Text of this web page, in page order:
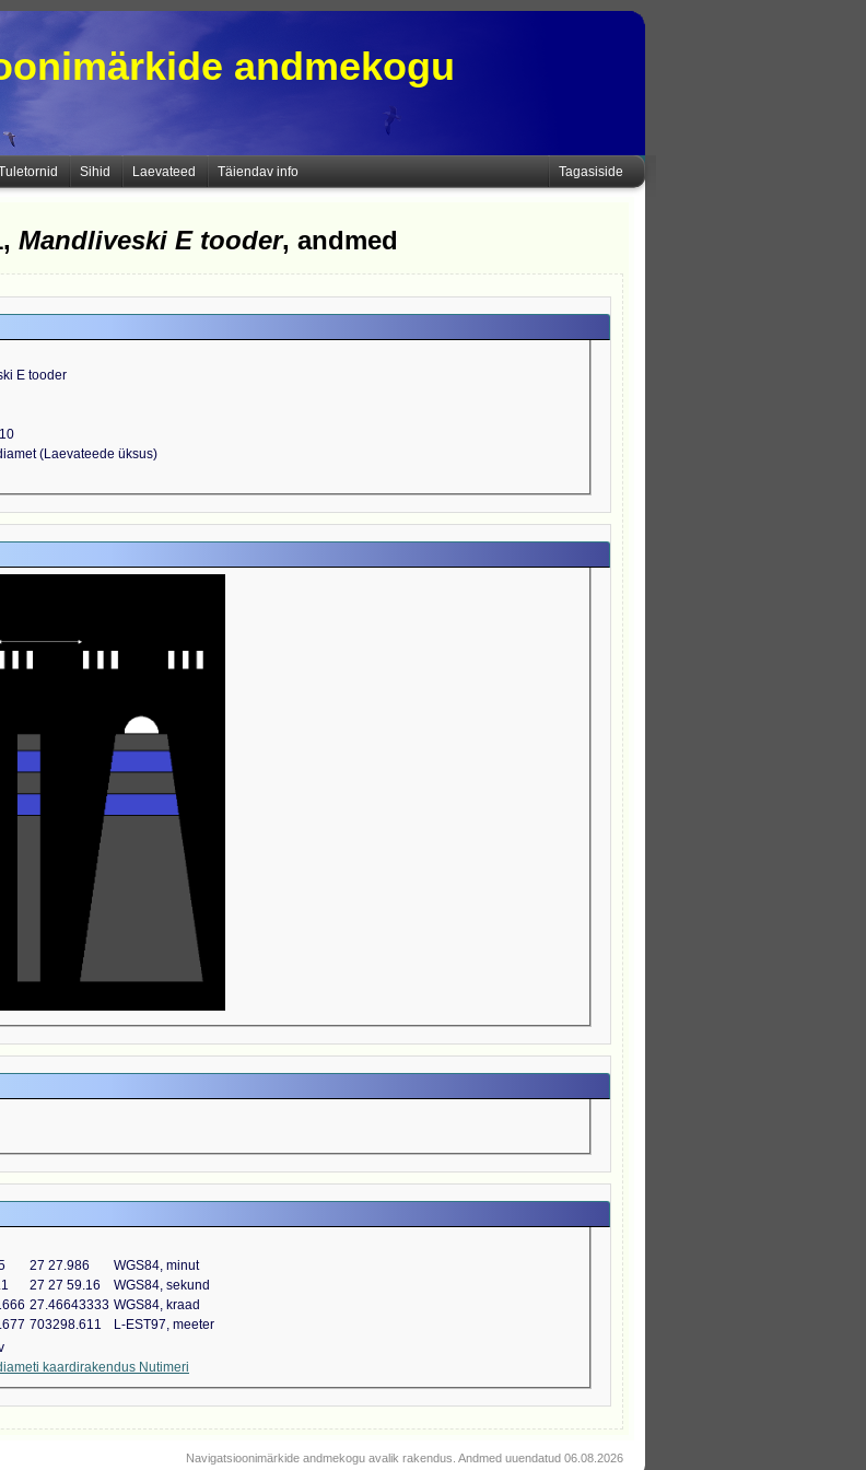
andmekogu
Sihid Laevateed Täiendav info Tagasiside
Mandliveski E tooder, andmed
E tooder
(Laevateede üksus)
27 27.986
WGS84, minut
27 27 59.16
WGS84, sekund
27.46643333 WGS84, kraad
703298.611
L-EST97, meeter
kaardirakendus Nutimeri
Navigatsioonimärkide andmekogu avalik rakendus. Andmed uuendatud 06.08.2026